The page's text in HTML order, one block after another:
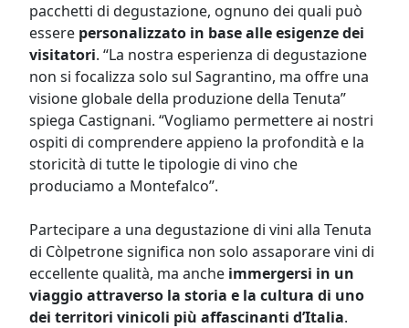
pacchetti di degustazione, ognuno dei quali può
essere personalizzato in base alle esigenze dei
visitatori. “La nostra esperienza di degustazione
non si focalizza solo sul Sagrantino, ma offre una
visione globale della produzione della Tenuta”
spiega Castignani. “Vogliamo permettere ai nostri
ospiti di comprendere appieno la profondità e la
storicità di tutte le tipologie di vino che
produciamo a Montefalco”.
Partecipare a una degustazione di vini alla Tenuta
di Còlpetrone significa non solo assaporare vini di
eccellente qualità, ma anche immergersi in un
viaggio attraverso la storia e la cultura di uno
dei territori vinicoli più affascinanti d’Italia.